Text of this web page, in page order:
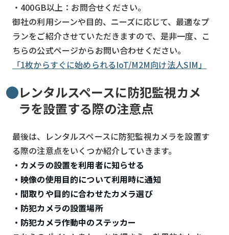
・400GB以上：お問合せください。
御社の利用シーンや目的、ニーズに応じて、最適なプ
ランをご紹介させていただきますので、是非一度、こ
ちらの公式ページからお問い合わせください。
「1枚からすぐに始められるIoT/M2M向け法人SIM」
レンタルスペースに防犯監視カメ
ラを設置する際の注意点
最後は、レンタルスペースに防犯監視カメラを設置す
る際の注意点をいくつか紹介していきます。
・カメラの設置を利用者に知らせる
・映像の使用目的について利用時に通知
・間取りや目的に合わせたカメラ選び
・防犯カメラの設置場所
・防犯カメラ作動中のステッカー